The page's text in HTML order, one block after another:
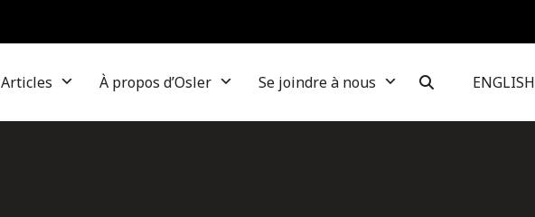
Articles À propos d’Osler Se joindre à nous ENGLISH